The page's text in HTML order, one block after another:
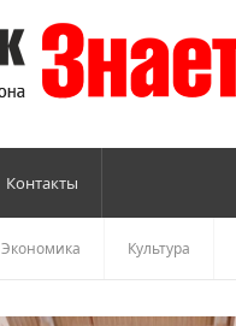
Контакты
Экономика Культура